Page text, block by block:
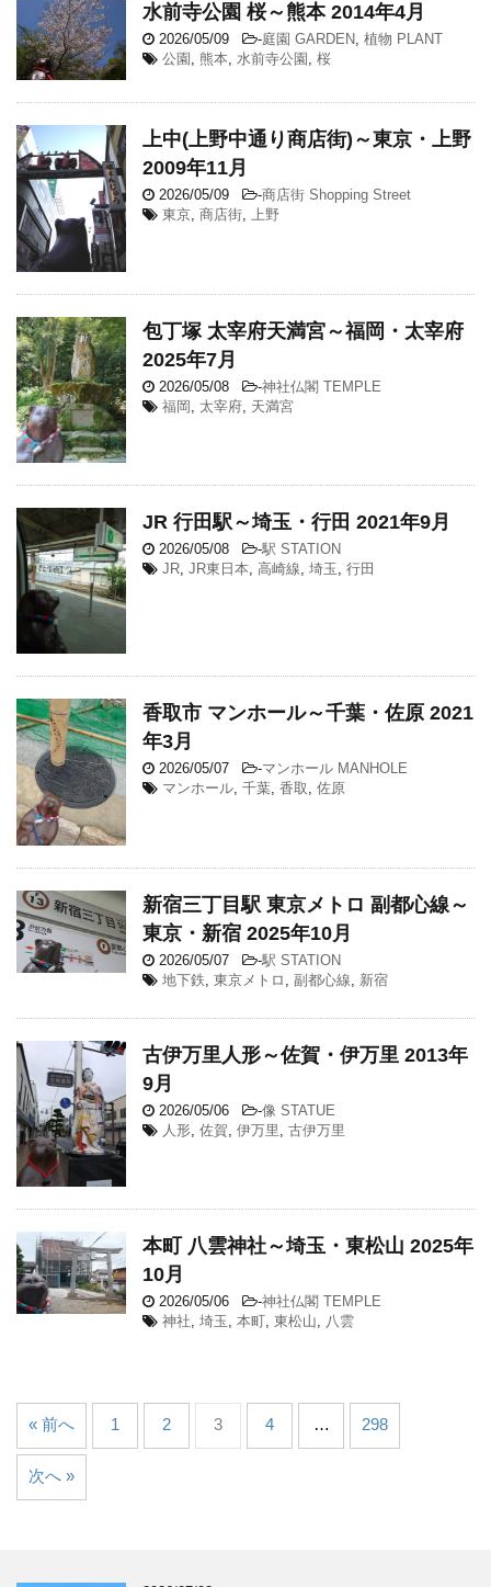
水前寺公園 桜～熊本 2014年4月
2026/05/09 -庭園 GARDEN, 植物 PLANT
公園 , 熊本, 水前寺公園 , 桜
上中(上野中通り商店街)～東京・上野
2009年11月
2026/05/09 -商店街 Shopping Street
東京, 商店街, 上野
包丁塚 太宰府天満宮～福岡・太宰府
2025年7月
2026/05/08 -神社仏閣 TEMPLE
福岡
太宰府 天満宮
JR 行田駅～埼玉・行田 2021年9月
2026/05/08 -駅 STATION
JR JR東日本 高崎線 埼玉 行田
香取市 マンホール～千葉・佐原 2021
年3月
2026/05/07 -マンホール MANHOLE
マンホール, 千葉, 香取 , 佐原
新宿三丁目駅 東京メトロ 副都心線～
東京・新宿 2025年10月
2026/05/07 -駅 STATION
地下鉄 東京メトロ 副都心線 新宿
古伊万里人形～佐賀・伊万里 2013年
9月
2026/05/06 -像 STATUE
人形 佐賀 伊万里 古伊万里
本町 八雲神社～埼玉・東松山 2025年
10月
2026/05/06 -神社仏閣 TEMPLE
神社 埼玉 本町 東松山 八雲
« 前へ 1 2 3 4 … 298
次へ »